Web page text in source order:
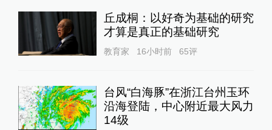
丘成桐：以好奇为基础的研究
才算是真正的基础研究
教育家 16小时前 65评
台风“白海豚”在浙江台州玉环
沿海登陆，中心附近最大风力
14级